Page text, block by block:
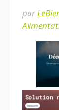
par